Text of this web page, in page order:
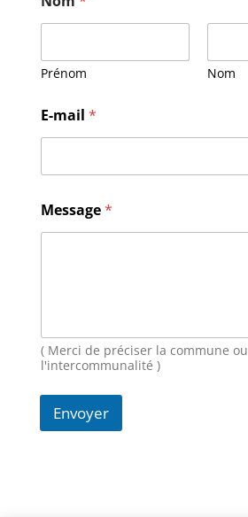
Prénom Nom
e
s
a
e
E
-
o
m
E-mail *
Message*
( Merci de préciser la commune ou
l'intercommunalité )
Envoyer